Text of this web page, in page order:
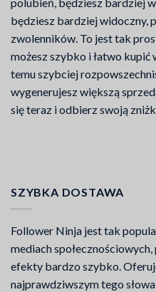
będziesz bardziej widoczny,
zwolenników. To jest tak
możesz szybko i łatwo
temu szybciej
wygenerujesz większą
się teraz i odbierz swoją
SZYBKA DOSTAWA
Follower Ninja jest tak
mediach
efekty bardzo szybko.
najprawdziwszym tego